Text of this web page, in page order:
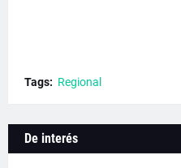
Tags: Regional
De interés